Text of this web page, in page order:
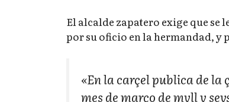
El alcalde zapatero exige que se
por su oficio en la hermandad, y
«En la carçel publica de la
mes de março de myll y